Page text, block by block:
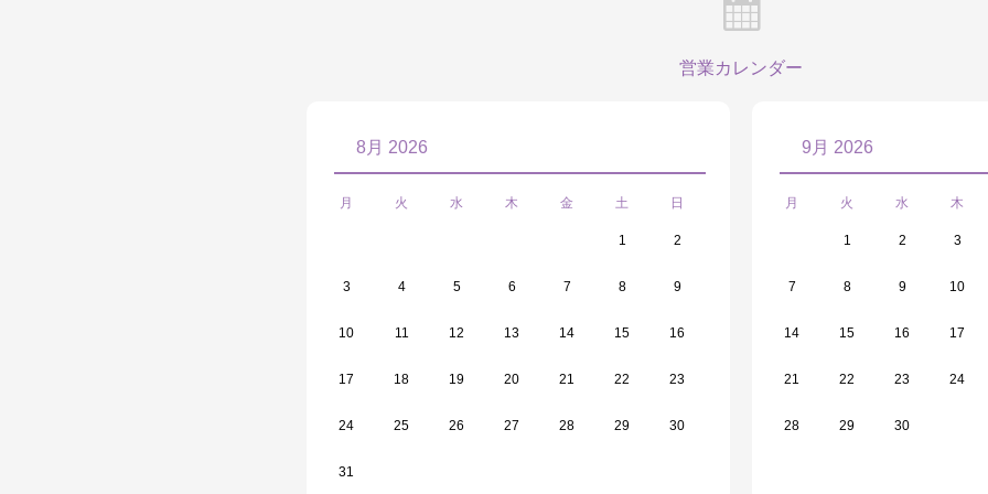
営業カレンダー
8月 2026
月 火 水 木 金 土 日
1 2
3 4 5 6 7 8 9
10 11 12 13 14 15 16
17 18 19 20 21 22 23
24 25 26 27 28 29 30
31
9月 2026
月 火 水 木
1 2 3
7 8 9 10
14 15 16 17
21 22 23 24
28 29 30